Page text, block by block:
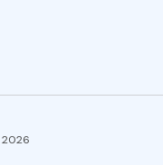
2026